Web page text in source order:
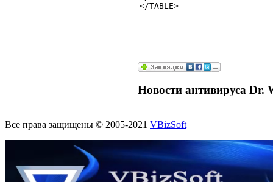
Новости антивируса Dr.
Все права защищены © 2005-2021 VBizSoft